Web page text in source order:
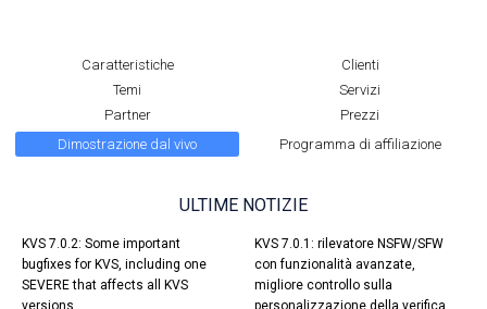
Caratteristiche
Clienti
Temi
Servizi
Partner
Prezzi
Dimostrazione dal vivo
Programma di affiliazione
ULTIME NOTIZIE
KVS 7.0.2: Some important
bugfixes for KVS, including one
SEVERE that affects all KVS
versions.
KVS 7.0.1: rilevatore NSFW/SFW
con funzionalità avanzate,
migliore controllo sulla
personalizzazione della verifica